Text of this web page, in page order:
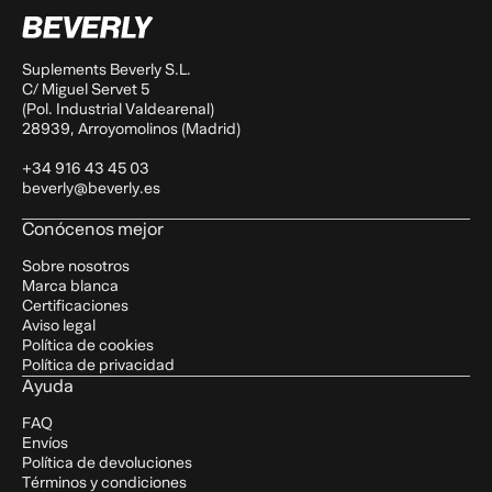
sin aceite de palma, sin azúcares ni sal
añadidos, sin aditivos ni conservantes
de los cuales azúcares
Proteínas
Sal
Suplements Beverly S.L.
C/ Miguel Servet 5
(Pol. Industrial Valdearenal)
28939, Arroyomolinos (Madrid)
+34 916 43 45 03
beverly@beverly.es
Conócenos mejor
Sobre nosotros
Marca blanca
Certificaciones
Aviso legal
Política de cookies
Política de privacidad
Ayuda
FAQ
Envíos
Política de devoluciones
Términos y condiciones